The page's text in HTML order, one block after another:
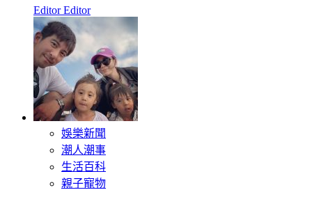
Editor Editor
娛樂新聞
潮人潮事
生活百科
親子寵物